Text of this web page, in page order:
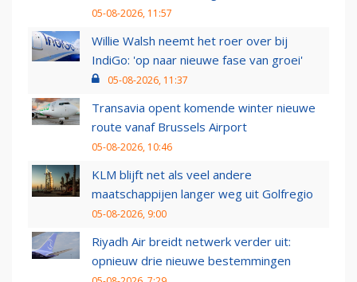
05-08-2026, 11:57
Willie Walsh neemt het roer over bij
IndiGo: 'op naar nieuwe fase van groei'
05-08-2026, 11:37
Transavia opent komende winter nieuwe
route vanaf Brussels Airport
05-08-2026, 10:46
KLM blijft net als veel andere
maatschappijen langer weg uit Golfregio
05-08-2026, 9:00
Riyadh Air breidt netwerk verder uit:
opnieuw drie nieuwe bestemmingen